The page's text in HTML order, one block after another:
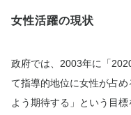
女性活躍の現状
政府では、2003年に「
て指導的地位に女性が占
よう期待する」という目